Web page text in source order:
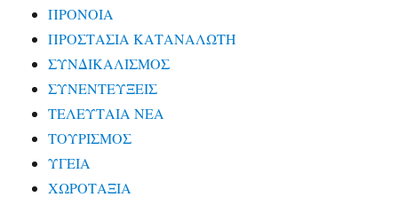
ΠΡΟΝΟΙΑ
ΠΡΟΣΤΑΣΙΑ ΚΑΤΑΝΑΛΩΤΗ
ΣΥΝΔΙΚΑΛΙΣΜΟΣ
ΣΥΝΕΝΤΕΥΞΕΙΣ
ΤΕΛΕΥΤΑΙΑ ΝΕΑ
ΤΟΥΡΙΣΜΟΣ
ΥΓΕΙΑ
ΧΩΡΟΤΑΞΙΑ